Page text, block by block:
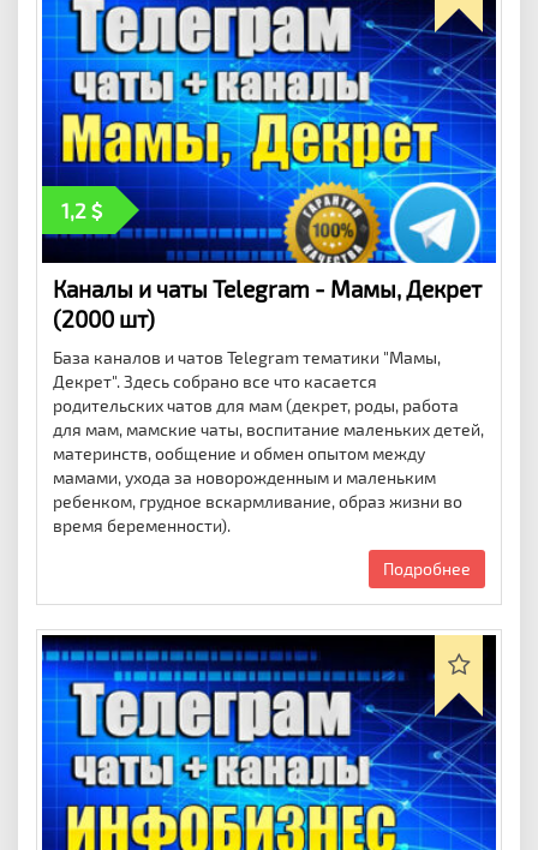
1,2
Каналы и чаты Telegram - Мамы, Декрет
(2000 шт)
База каналов и чатов Telegram тематики "Мамы,
Декрет". Здесь собрано все что касается
родительских чатов для мам (декрет, роды, работа
для мам, мамские чаты, воспитание маленьких детей,
материнств, ообщение и обмен опытом между
мамами, ухода за новорожденным и маленьким
ребенком, грудное вскармливание, образ жизни во
время беременности).
Подробнее